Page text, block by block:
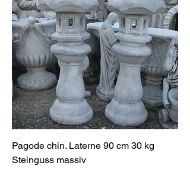
Pagode chin. Laterne 90 cm 30 kg
Steinguss massiv